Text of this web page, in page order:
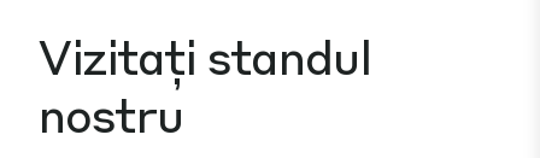
Vizitați standul
nostru